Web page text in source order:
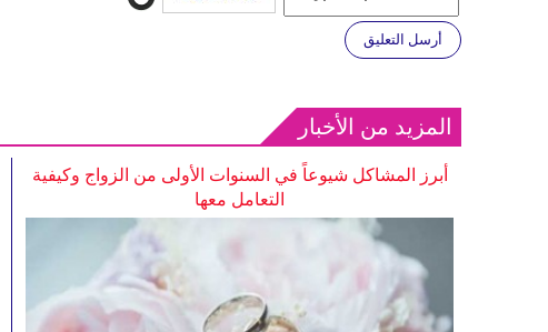
أرسل التعليق
المزيد من الأخبار
أبرز المشاكل شيوعاً في السنوات الأولى من الزواج وكيفية
التعامل معها